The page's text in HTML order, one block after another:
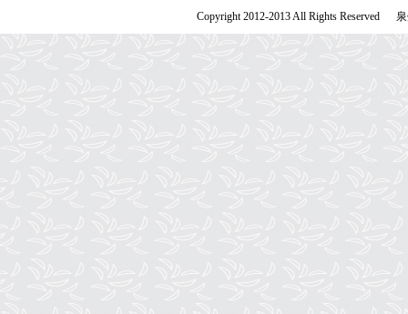
Copyright 2012-2013 All Rights Reserved